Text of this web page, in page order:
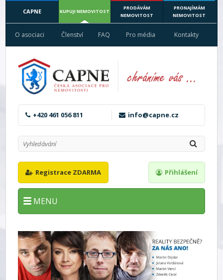
CAPNE KUPUJI NEMOVITOST
PRODÁVÁM
NEMOVITOST
PRONAJÍMÁM
NEMOVITOST
O asociaci Členství FAQ Pro média Kontakty
+420 461 056 811 info@capne.cz
Registrace ZDARMA Přihlášení
MENU